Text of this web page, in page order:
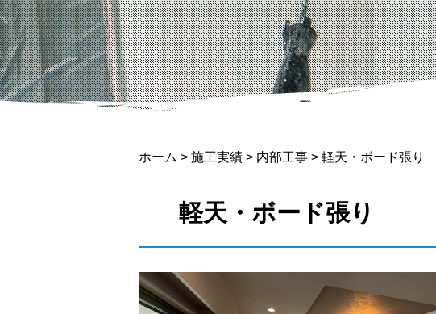
ホーム > 施工実績 > 内部工事 > 軽天・ボード張り
軽天・ボード張り